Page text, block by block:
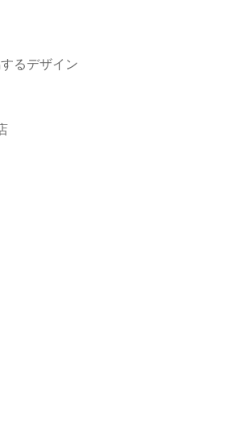
るデザイン